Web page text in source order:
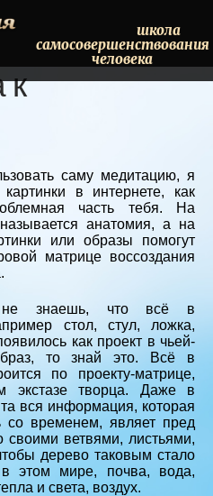
школа
самосовершенствования
человека
к
саму медитацию, я
в интернете, как
часть тебя. На
анатомия, а на
или образы помогут
матрице воссоздания
знаешь, что всё в
стол, стул, ложка,
как проект в чьей-
то знай это. Всё в
по проекту-матрице,
экстазе творца. Даже в
вся информация, которая
со временем, являет пред
своими ветвями, листьями,
дерево таковым стало
этом мире, почва, вода,
и света, воздух.